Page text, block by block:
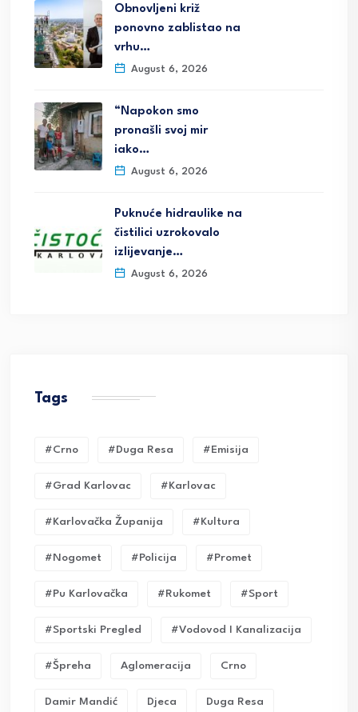
Obnovljeni križ
ponovno zablistao na
vrhu…
August 6, 2026
“Napokon smo
pronašli svoj mir
iako…
August 6, 2026
Puknuće hidraulike na
čistilici uzrokovalo
izlijevanje…
August 6, 2026
Tags
#crno #duga Resa #emisija
#grad Karlovac #karlovac
#karlovačka Županija #kultura
#nogomet #policija #promet
#pu Karlovačka #rukomet #sport
#sportski Pregled #vodovod I Kanalizacija
#Špreha Aglomeracija Crno
Damir Mandić Djeca Duga Resa